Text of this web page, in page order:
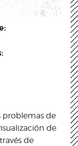
problemas de
de
de